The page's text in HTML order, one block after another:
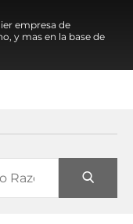
empresa de
y mas en la base de